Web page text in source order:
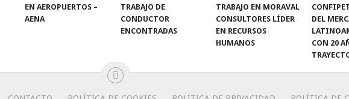
EN AEROPUERTOS –
AENA
TRABAJO DE
CONDUCTOR
ENCONTRADAS
TRABAJO EN MORAVAL
CONSULTORES LÍDER
EN RECURSOS
HUMANOS
DEL
CON 20